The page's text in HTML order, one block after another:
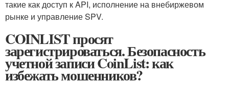
такие как доступ к API, исполнение на внебиржевом
рынке и управление SPV.
COINLIST просят
зарегистрироваться. Безопасность
учетной записи CoinList: как
избежать мошенников?